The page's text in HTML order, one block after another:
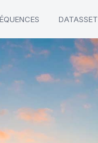
DATASSET